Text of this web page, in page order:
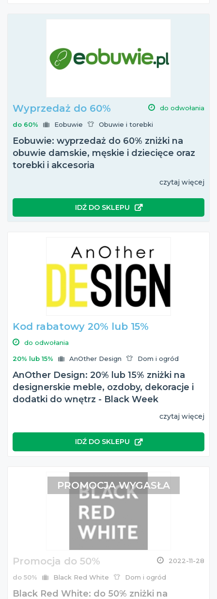
Wyprzedaż do 60% do odwołania
do 60% Eobuwie Obuwie i torebki
Eobuwie: wyprzedaż do 60% zniżki na
obuwie damskie, męskie i dziecięce oraz
torebki i akcesoria
czytaj więcej
IDŹ DO SKLEPU
Kod rabatowy 20% lub 15%
do odwołania
20% lub 15% AnOther Design Dom i ogród
AnOther Design: 20% lub 15% zniżki na
designerskie meble, ozdoby, dekoracje i
dodatki do wnętrz - Black Week
czytaj więcej
IDŹ DO SKLEPU
Promocja do 50% 2022-11-28
do 50% Black Red White Dom i ogród
Black Red White: do 50% zniżki na
PROMOCJA WYGASŁA